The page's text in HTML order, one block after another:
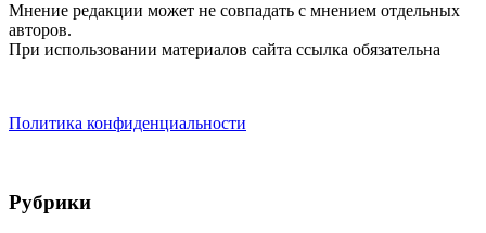
Мнение редакции может не совпадать с мнением отдельных
авторов.
При использовании материалов сайта ссылка обязательна
Политика конфиденциальности
Рубрики